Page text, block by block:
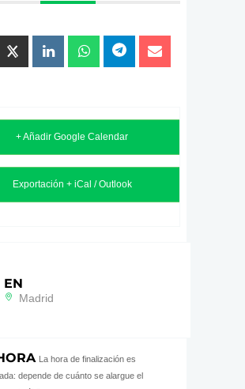
+ Añadir Google Calendar
Exportación + iCal / Outlook
EN
Madrid
La hora de finalización es
depende de cuánto se alargue el